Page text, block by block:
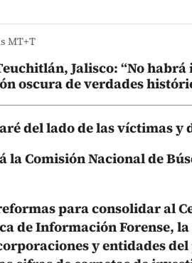
MT+T
Jalisco: “No
oscura de verdades
del lado de las víctimas y
la Comisión Nacional de
para consolidar al
de Información Forense,
y entidades